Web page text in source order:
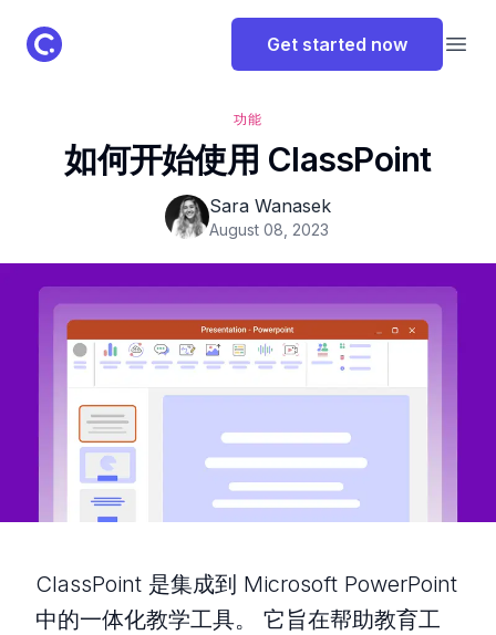
ClassPoint Logo Get started now
功能
如何开始使用 ClassPoint
Sara Wanasek
August 08, 2023
ClassPoint 是集成到 Microsoft PowerPoint
中的一体化教学工具。 它旨在帮助教育工